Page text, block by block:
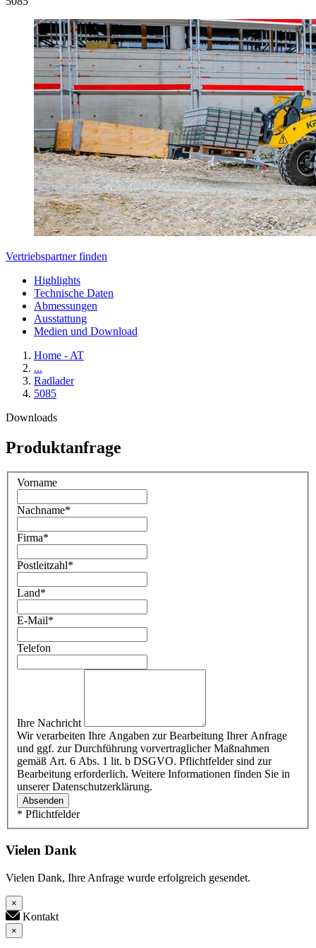
Vertriebspartner finden
Highlights
Technische Daten
Abmessungen
Ausstattung
Medien und Download
Home - AT
...
Radlader
5085
Downloads
Produktanfrage
Vorname
Nachname*
Firma*
Postleitzahl*
Land*
E-Mail*
Telefon
Ihre Nachricht
Wir verarbeiten Ihre Angaben zur Bearbeitung Ihrer Anfrage
und ggf. zur Durchführung vorvertraglicher Maßnahmen
gemäß Art. 6 Abs. 1 lit. b DSGVO. Pflichtfelder sind zur
Bearbeitung erforderlich. Weitere Informationen finden Sie in
unserer Datenschutzerklärung.
Absenden
* Pflichtfelder
Vielen Dank
Vielen Dank, Ihre Anfrage wurde erfolgreich gesendet.
×
Kontakt
×